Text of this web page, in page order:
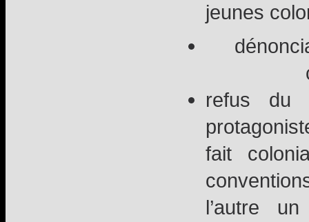
jeunes
refus du
fait
l’autre